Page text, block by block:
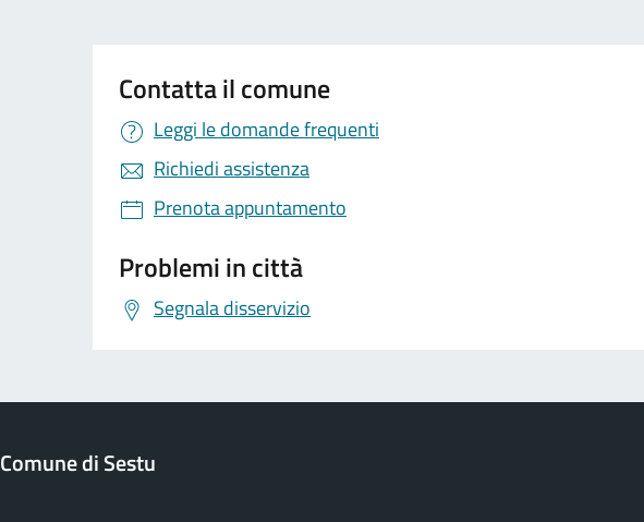
Contatta il comune
Leggi le domande frequenti
Richiedi assistenza
Prenota appuntamento
Problemi in città
Segnala disservizio
Comune di Sestu